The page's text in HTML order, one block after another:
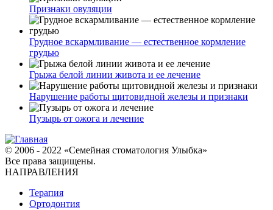
Признаки овуляции
Грудное вскармливание — естественное кормление
грудью
Грыжа белой линии живота и ее лечение
Нарушение работы щитовидной железы и признаки
Пузырь от ожога и лечение
© 2006 - 2022 «Семейная стоматология Улыбка»
Все права защищены.
НАПРАВЛЕНИЯ
Терапия
Ортодонтия